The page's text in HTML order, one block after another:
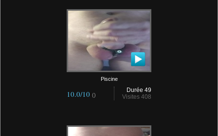
Piscine
Durée 49
Visites 408
10.0/10 ()